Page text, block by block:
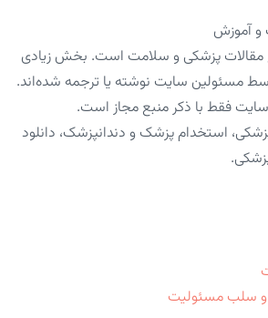
و آموزش
پزشکی و سلامت است. بخش زیادی
مسئولین سایت نوشته یا ترجمه شده‌اند.
سایت فقط با ذکر منبع مجاز است.
استخدام پزشک و دندانپزشک، دانلود
سلب مسئولیت